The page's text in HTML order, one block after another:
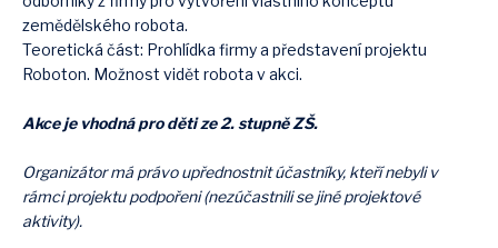
zemědělského robota.
Teoretická část: Prohlídka firmy a představení projektu
Roboton. Možnost vidět robota v akci.
Akce je vhodná pro děti ze 2. stupně ZŠ.
Organizátor má právo upřednostnit účastníky, kteří nebyli v
rámci projektu podpořeni (nezúčastnili se jiné projektové
aktivity).